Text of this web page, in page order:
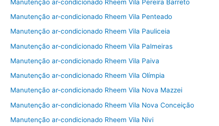
Manutenção ar-condicionado Rheem Vila Pereira Barreto
Manutenção ar-condicionado Rheem Vila Penteado
Manutenção ar-condicionado Rheem Vila Pauliceia
Manutenção ar-condicionado Rheem Vila Palmeiras
Manutenção ar-condicionado Rheem Vila Paiva
Manutenção ar-condicionado Rheem Vila Olímpia
Manutenção ar-condicionado Rheem Vila Nova Mazzei
Manutenção ar-condicionado Rheem Vila Nova Conceição
Manutenção ar-condicionado Rheem Vila Nivi